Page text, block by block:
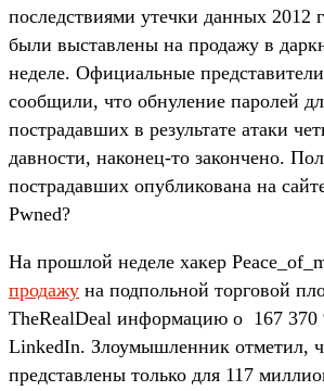
последствиями утечки данных 2012
были выставлены на продажу в
неделе. Официальные
сообщили, что обнуление паролей
пострадавших в результате атаки
давности, наконец-то закончено.
пострадавших опубликована на
Pwned?
На прошлой неделе хакер
продажу на подпольной торговой
TheRealDeal информацию о 167 370
LinkedIn. Злоумышленник отметил,
представлены только для 117